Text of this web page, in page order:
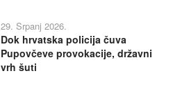
29. Srpanj 2026.
Dok hrvatska policija čuva
Pupovčeve provokacije, državni
vrh šuti